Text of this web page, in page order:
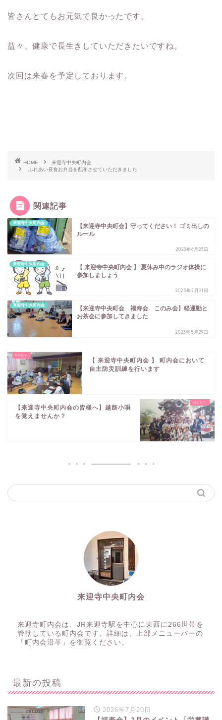
皆さんとてもお元気で良かったです。
益々、健康で長生きしていただきたいですね。
次回は来春を予定しております。
HOME
来迎寺中央町内会
ふれあい昼食お弁当を配布させていただきました
関連記事
来迎寺中央町内会
【来迎寺中央町会】守ってください！ ゴミ出しの
ルール
2023年6月23日
来迎寺中央町内会
【 来迎寺中央町内会 】 夏休み中のラジオ体操に
参加しましょう
2025年7月21日
来迎寺中央町内会
【来迎寺中央町会 福寿会 このみ会】軽運動と
お茶会に参加してきました
2023年5月29日
【 来迎寺中央町内会 】 町内会において
自主防災訓練を行います
【来迎寺中央町内会の皆様へ】越路小唄
を覚えませんか？
来迎寺中央町内会
来迎寺町内会は、JR来迎寺駅を中心に東西に266世帯を
管轄している町内会です。詳細は、上部メニューバーの
「町内会沿革」を御覧ください。
最新の投稿
2026年7月20日